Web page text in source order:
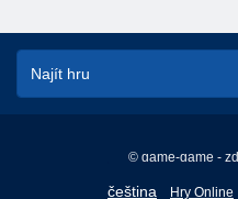
© game-game -
čeština
English
Hry Online